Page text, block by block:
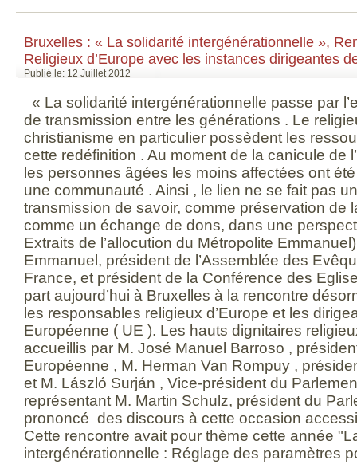
Bruxelles : « La solidarité intergénérationnelle »,
Religieux d’Europe avec les instances dirigeantes
Publié le: 12 Juillet 2012
« La solidarité intergénérationnelle passe par
de transmission entre les générations . Le
christianisme en particulier possèdent les
cette redéfinition . Au moment de la canicule de
les personnes âgées les moins affectées ont
une communauté . Ainsi , le lien ne se fait pas
transmission de savoir, comme préservation de
comme un échange de dons, dans une
Extraits de l’allocution du Métropolite
Emmanuel, président de l’Assemblée des
France, et président de la Conférence des
part aujourd’hui à Bruxelles à la rencontre
les responsables religieux d’Europe et les
Européenne ( UE ). Les hauts dignitaires
accueillis par M. José Manuel Barroso ,
Européenne , M. Herman Van Rompuy ,
et M. László Surján , Vice-président du
représentant M. Martin Schulz, président du
prononcé des discours à cette occasion
Cette rencontre avait pour thème cette année
intergénérationnelle : Réglage des paramètres